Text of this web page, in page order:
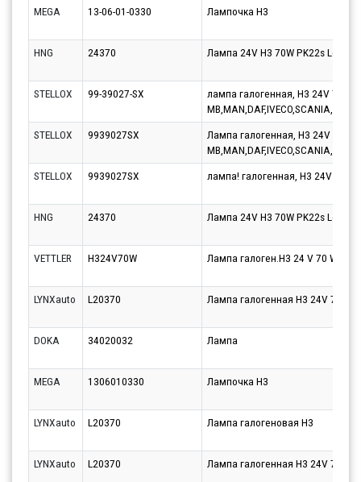
MEGA 13-06-01-0330 Лампочка H3
HNG 24370 Лампа 24V H3 70W PK22s Long
STELLOX 99-39027-SX
лампа галогенная, H3 24V 70W
MB,MAN,DAF,IVECO,SCANIA,
STELLOX
9939027SX
Лампа галогенная, H3 24V 70W
MB,MAN,DAF,IVECO,SCANIA,
STELLOX
9939027SX лампа! галогенная, H3 24V 70W
HNG 24370 Лампа 24V H3 70W PK22s Long
VETTLER H324V70W Лампа галоген.H3 24 V 70 W
LYNXauto L20370 Лампа галогенная H3 24V 70W
DOKA 34020032 Лампа
MEGA 1306010330 Лампочка H3
LYNXauto L20370 Лампа галогеновая H3
LYNXauto L20370 Лампа галогенная H3 24V 70W